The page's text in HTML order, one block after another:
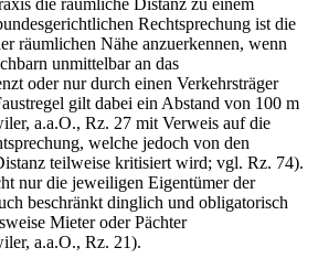
die räumliche Distanz zu einem
Rechtsprechung ist die
räumlichen Nähe anzuerkennen, wenn
unmittelbar an das
oder nur durch einen Verkehrsträger
gilt dabei ein Abstand von 100 m
a.a.O., Rz. 27 mit Verweis auf die
welche jedoch von den
teilweise kritisiert wird; vgl. Rz. 74).
nur die jeweiligen Eigentümer der
beschränkt dinglich und obligatorisch
Mieter oder Pächter
a.a.O., Rz. 21).